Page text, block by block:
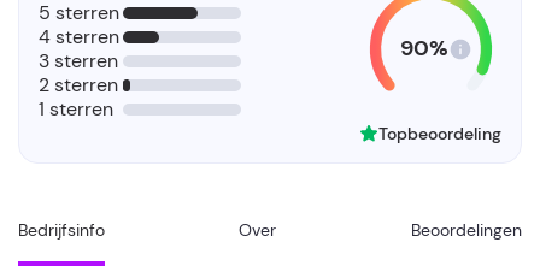
Bedrijfsinfo Over Beoordelingen
5 sterren
4 sterren
3 sterren
2 sterren
1 sterren
90%
Topbeoordeling